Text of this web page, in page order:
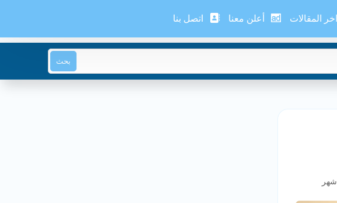
اخر المقالات أعلن معنا اتصل بنا
بحث